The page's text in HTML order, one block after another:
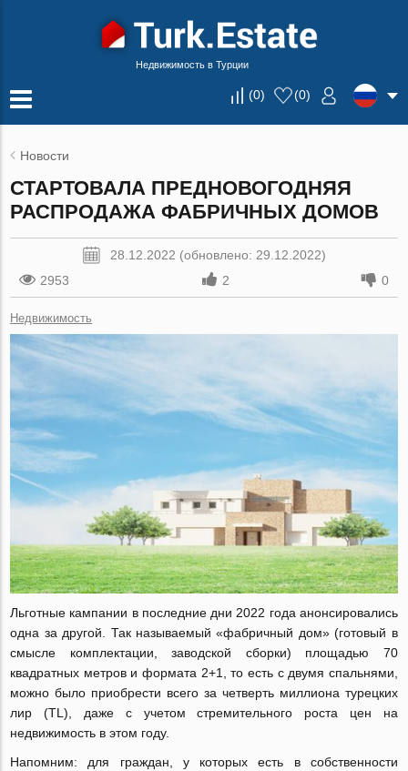
Недвижимость в Турции
(0) (0)
Новости
СТАРТОВАЛА ПРЕДНОВОГОДНЯЯ
РАСПРОДАЖА ФАБРИЧНЫХ ДОМОВ
28.12.2022 (обновлено: 29.12.2022)
2953
2 0
Недвижимость
Льготные кампании в последние дни 2022 года анонсировались
одна за другой. Так называемый «фабричный дом» (готовый в
смысле комплектации, заводской сборки) площадью 70
квадратных метров и формата 2+1, то есть с двумя спальнями,
можно было приобрести всего за четверть миллиона турецких
лир (TL), даже с учетом стремительного роста цен на
недвижимость в этом году.
Напомним: для граждан, у которых есть в собственности